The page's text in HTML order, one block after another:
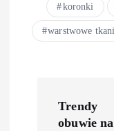
koronki
warstwowe
Trendy
obuwie na